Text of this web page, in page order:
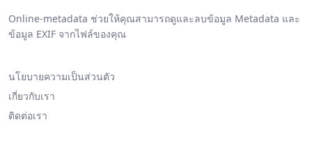
Online-metadata ช่วยให้คุณสามารถดูและลบข้อมูล Metadata และ
ข้อมูล EXIF จากไฟล์ของคุณ
นโยบายความเป็นส่วนตัว
เกี่ยวกับเรา
ติดต่อเรา